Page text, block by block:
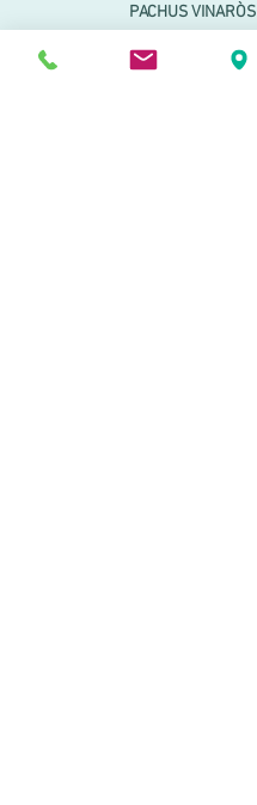
PACHUS VINARÒS
Calle Mayor 27-29